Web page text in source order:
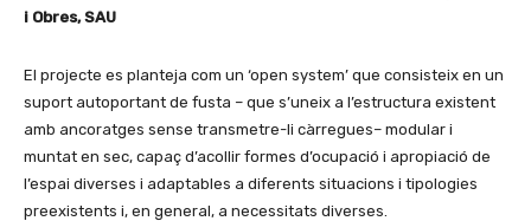
i Obres, SAU
El projecte es planteja com un ‘open system’ que consisteix en un
suport autoportant de fusta – que s’uneix a l’estructura existent
amb ancoratges sense transmetre-li càrregues– modular i
muntat en sec, capaç d’acollir formes d’ocupació i apropiació de
l’espai diverses i adaptables a diferents situacions i tipologies
preexistents i, en general, a necessitats diverses.